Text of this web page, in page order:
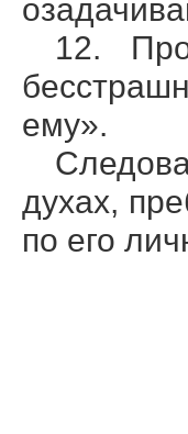
12.
ему».
духах,
по его